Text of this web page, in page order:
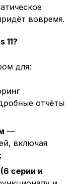
вовремя.
11?
для:
отчёты
—
включая
серии и